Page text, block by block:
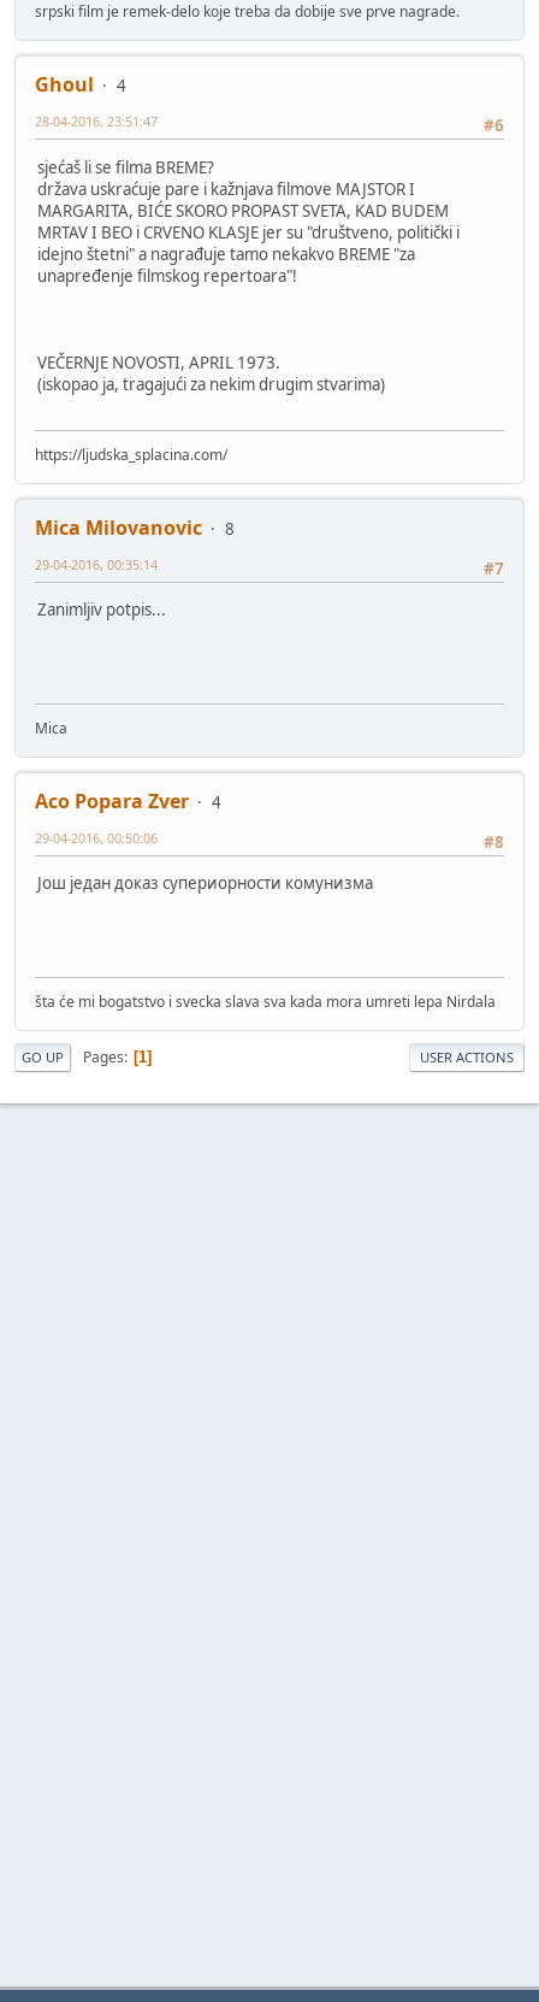
srpski film je remek-delo koje treba da dobije sve prve nagrade.
Ghoul
4
#6
28-04-2016, 23:51:47
sjećaš li se filma BREME?
država uskraćuje pare i kažnjava filmove MAJSTOR I
MARGARITA, BIĆE SKORO PROPAST SVETA, KAD BUDEM
MRTAV I BEO i CRVENO KLASJE jer su "društveno, politički i
idejno štetni" a nagrađuje tamo nekakvo BREME "za
unapređenje filmskog repertoara"!
VEČERNJE NOVOSTI, APRIL 1973.
(iskopao ja, tragajući za nekim drugim stvarima)
https://ljudska_splacina.com/
Mica Milovanovic
8
#7
29-04-2016, 00:35:14
Zanimljiv potpis...
Mica
Aco Popara Zver
4
#8
29-04-2016, 00:50:06
Још један доказ супериорности комунизма
šta će mi bogatstvo i svecka slava sva kada mora umreti lepa Nirdala
GO UP Pages 1 USER ACTIONS